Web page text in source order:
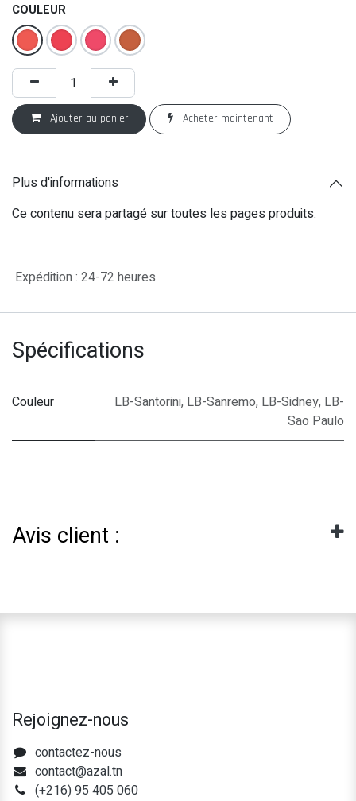
COULEUR
Ajouter au panier Acheter maintenant
Plus d'informations
Ce contenu sera partagé sur toutes les pages produits.
Expédition : 24-72 heures
Spécifications
Couleur LB-Santorini, LB-Sanremo, LB-Sidney, LB-
Sao Paulo
Avis client :
Rejoignez-nous
contactez-nous
contact@azal.tn
(+216) 95 405 060